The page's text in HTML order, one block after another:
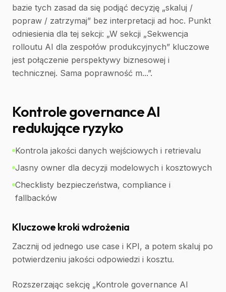
bazie tych zasad da się podjąć decyzję „skaluj /
popraw / zatrzymaj” bez interpretacji ad hoc. Punkt
odniesienia dla tej sekcji: „W sekcji „Sekwencja
rolloutu AI dla zespołów produkcyjnych” kluczowe
jest połączenie perspektywy biznesowej i
technicznej. Sama poprawność m...”.
Kontrole governance AI
redukujące ryzyko
Kontrola jakości danych wejściowych i retrievalu
Jasny owner dla decyzji modelowych i kosztowych
Checklisty bezpieczeństwa, compliance i
fallbacków
Kluczowe kroki wdrożenia
Zacznij od jednego use case i KPI, a potem skaluj po
potwierdzeniu jakości odpowiedzi i kosztu.
Rozszerzając sekcję „Kontrole governance AI